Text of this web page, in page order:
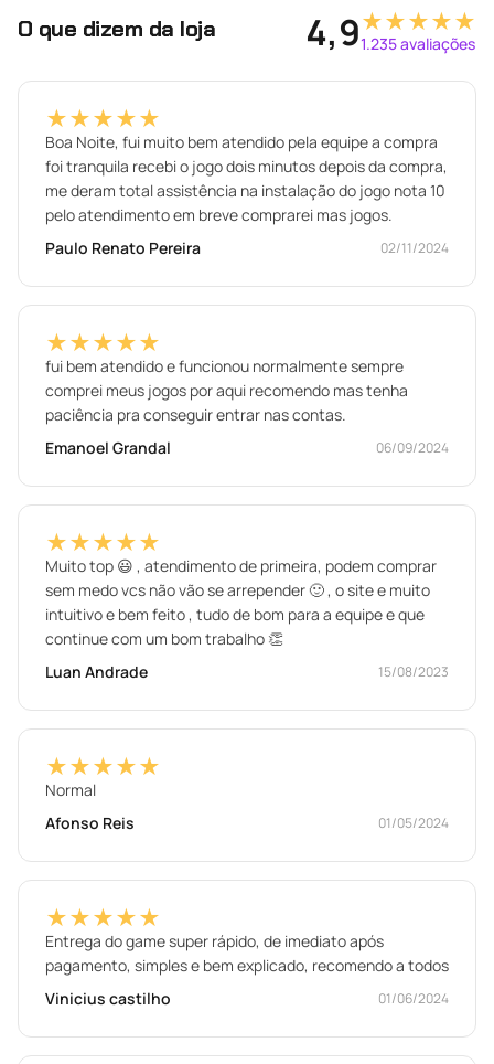
O que dizem da loja 4,9★★★★★
1.235 avaliações
★★★★★
Boa Noite, fui muito bem atendido pela equipe a compra
foi tranquila recebi o jogo dois minutos depois da compra,
me deram total assistência na instalação do jogo nota 10
pelo atendimento em breve comprarei mas jogos.
Paulo Renato Pereira
02/11/2024
★★★★★
fui bem atendido e funcionou normalmente sempre
comprei meus jogos por aqui recomendo mas tenha
paciência pra conseguir entrar nas contas.
Emanoel Grandal
06/09/2024
★★★★★
Muito top 😃 , atendimento de primeira, podem comprar
sem medo vcs não vão se arrepender 🙂 , o site e muito
intuitivo e bem feito , tudo de bom para a equipe e que
continue com um bom trabalho 👏
Luan Andrade
15/08/2023
★★★★★
Normal
Afonso Reis
01/05/2024
★★★★★
Entrega do game super rápido, de imediato após
pagamento, simples e bem explicado, recomendo a todos
Vinicius castilho
01/06/2024